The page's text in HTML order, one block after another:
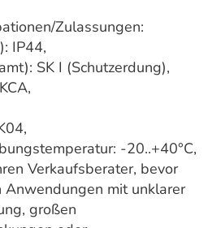
Zulassungen:
IP44,
SK I (Schutzerdung),
-20..+40°C,
Verkaufsberater, bevor
Anwendungen mit unklarer
großen